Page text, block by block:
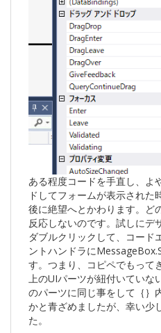
ある程度コードを手直し、よ
ドしてフォームが表示され
後に絶望へとかわります。ど
反応しないのです。試しにデ
ダブルクリックして、コード
ントハンドラに
す。つまり、コピペでもって
上のUIパーツが紐付いてい
のパーツに同じ事をして｛｝
かと青ざめましたが、幸い少
た。